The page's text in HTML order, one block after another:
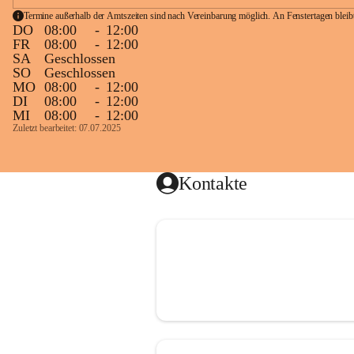
Termine außerhalb der Amtszeiten sind nach Vereinbarung möglich. An Fenstertagen
DO 08:00 - 12:00
FR
08:00 - 12:00
SA
Geschlossen
SO
Geschlossen
MO 08:00 - 12:00
DI
08:00 - 12:00
MI
08:00 - 12:00
Zuletzt bearbeitet: 07.07.2025
Kontakte